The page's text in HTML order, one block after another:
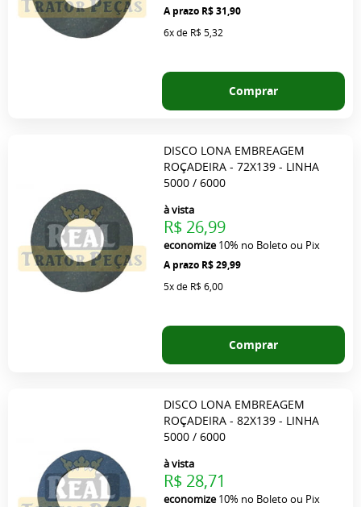
R$ 31,90
6xde R$ 5,32
Comprar
DISCO LONA EMBREAGEM
ROÇADEIRA - 72X139 - LINHA
5000 / 6000
R$ 29,99
à vista
R$ 26,99
economize10% no Boleto ou Pix
5xde R$ 6,00
Comprar
DISCO LONA EMBREAGEM
ROÇADEIRA - 82X139 - LINHA
5000 / 6000
à vista
R$ 28,71
economize10% no Boleto ou Pix